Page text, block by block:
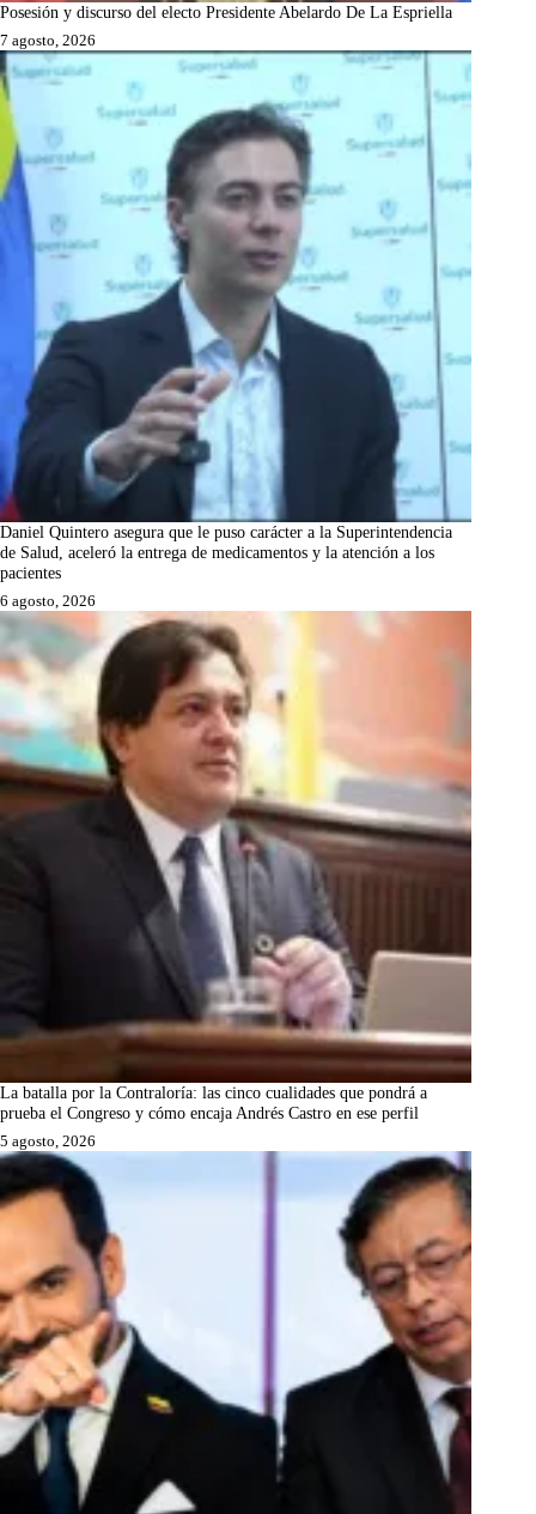
Posesión y discurso del electo Presidente Abelardo De La Espriella
7 agosto, 2026
Daniel Quintero asegura que le puso carácter a la Superintendencia
de Salud, aceleró la entrega de medicamentos y la atención a los
pacientes
6 agosto, 2026
La batalla por la Contraloría: las cinco cualidades que pondrá a
prueba el Congreso y cómo encaja Andrés Castro en ese perfil
5 agosto, 2026